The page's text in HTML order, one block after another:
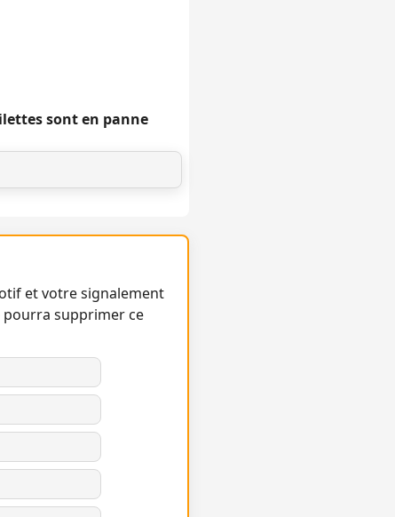
sont en panne
et votre signalement
pourra supprimer ce